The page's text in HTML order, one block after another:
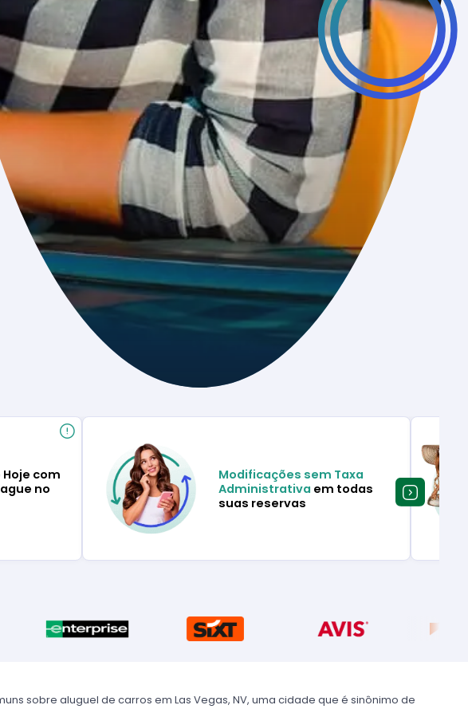
com
no
Modificações sem Taxa
Administrativa em todas
suas reservas
sobre aluguel de carros em Las Vegas, NV, uma cidade que é sinônimo de